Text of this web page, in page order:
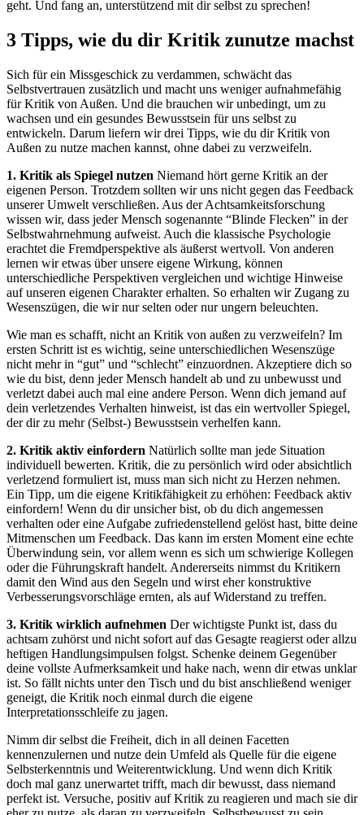
geht. Und fang an, unterstützend mit dir selbst zu sprechen!
3 Tipps, wie du dir Kritik zunutze machst
Sich für ein Missgeschick zu verdammen, schwächt das
Selbstvertrauen zusätzlich und macht uns weniger aufnahmefähig
für Kritik von Außen. Und die brauchen wir unbedingt, um zu
wachsen und ein gesundes Bewusstsein für uns selbst zu
entwickeln. Darum liefern wir drei Tipps, wie du dir Kritik von
Außen zu nutze machen kannst, ohne dabei zu verzweifeln.
1. Kritik als Spiegel nutzen Niemand hört gerne Kritik an der
eigenen Person. Trotzdem sollten wir uns nicht gegen das Feedback
unserer Umwelt verschließen. Aus der Achtsamkeitsforschung
wissen wir, dass jeder Mensch sogenannte “Blinde Flecken” in der
Selbstwahrnehmung aufweist. Auch die klassische Psychologie
erachtet die Fremdperspektive als äußerst wertvoll. Von anderen
lernen wir etwas über unsere eigene Wirkung, können
unterschiedliche Perspektiven vergleichen und wichtige Hinweise
auf unseren eigenen Charakter erhalten. So erhalten wir Zugang zu
Wesenszügen, die wir nur selten oder nur ungern beleuchten.
Wie man es schafft, nicht an Kritik von außen zu verzweifeln? Im
ersten Schritt ist es wichtig, seine unterschiedlichen Wesenszüge
nicht mehr in “gut” und “schlecht” einzuordnen. Akzeptiere dich so
wie du bist, denn jeder Mensch handelt ab und zu unbewusst und
verletzt dabei auch mal eine andere Person. Wenn dich jemand auf
dein verletzendes Verhalten hinweist, ist das ein wertvoller Spiegel,
der dir zu mehr (Selbst-) Bewusstsein verhelfen kann.
2. Kritik aktiv einfordern Natürlich sollte man jede Situation
individuell bewerten. Kritik, die zu persönlich wird oder absichtlich
verletzend formuliert ist, muss man sich nicht zu Herzen nehmen.
Ein Tipp, um die eigene Kritikfähigkeit zu erhöhen: Feedback aktiv
einfordern! Wenn du dir unsicher bist, ob du dich angemessen
verhalten oder eine Aufgabe zufriedenstellend gelöst hast, bitte deine
Mitmenschen um Feedback. Das kann im ersten Moment eine echte
Überwindung sein, vor allem wenn es sich um schwierige Kollegen
oder die Führungskraft handelt. Andererseits nimmst du Kritikern
damit den Wind aus den Segeln und wirst eher konstruktive
Verbesserungsvorschläge ernten, als auf Widerstand zu treffen.
3. Kritik wirklich aufnehmen Der wichtigste Punkt ist, dass du
achtsam zuhörst und nicht sofort auf das Gesagte reagierst oder allzu
heftigen Handlungsimpulsen folgst. Schenke deinem Gegenüber
deine vollste Aufmerksamkeit und hake nach, wenn dir etwas unklar
ist. So fällt nichts unter den Tisch und du bist anschließend weniger
geneigt, die Kritik noch einmal durch die eigene
Interpretationsschleife zu jagen.
Nimm dir selbst die Freiheit, dich in all deinen Facetten
kennenzulernen und nutze dein Umfeld als Quelle für die eigene
Selbsterkenntnis und Weiterentwicklung. Und wenn dich Kritik
doch mal ganz unerwartet trifft, mach dir bewusst, dass niemand
perfekt ist. Versuche, positiv auf Kritik zu reagieren und mach sie dir